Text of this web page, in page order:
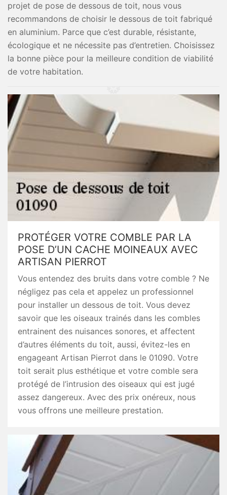
projet de pose de dessous de toit, nous vous
recommandons de choisir le dessous de toit fabriqué
en aluminium. Parce que c’est durable, résistante,
écologique et ne nécessite pas d’entretien. Choisissez
la bonne pièce pour la meilleure condition de viabilité
de votre habitation.
PROTÉGER VOTRE COMBLE PAR LA
POSE D’UN CACHE MOINEAUX AVEC
ARTISAN PIERROT
Vous entendez des bruits dans votre comble ? Ne
négligez pas cela et appelez un professionnel
pour installer un dessous de toit. Vous devez
savoir que les oiseaux trainés dans les combles
entrainent des nuisances sonores, et affectent
d’autres éléments du toit, aussi, évitez-les en
engageant Artisan Pierrot dans le 01090. Votre
toit serait plus esthétique et votre comble sera
protégé de l’intrusion des oiseaux qui est jugé
assez dangereux. Avec des prix onéreux, nous
vous offrons une meilleure prestation.